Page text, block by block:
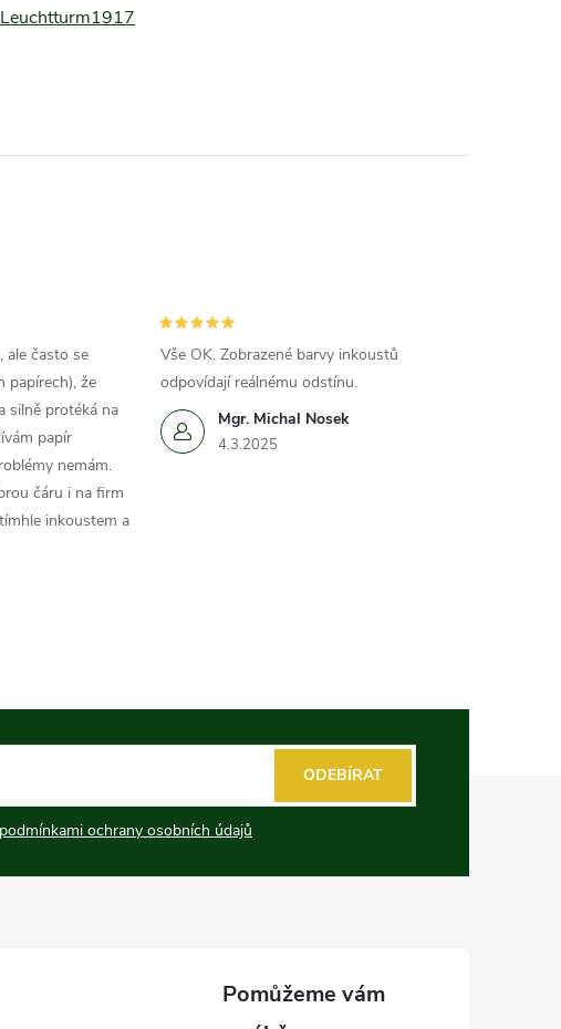
Leuchtturm1917
ale často se
papírech), že
silně protéká na
papír
nemám.
čáru i na firm
inkoustem a
Mgr. Michal Nosek
4.3.2025
Vše OK. Zobrazené barvy inkoustů
odpovídají reálnému odstínu.
podmínkami ochrany osobních údajů
ODEBÍRAT